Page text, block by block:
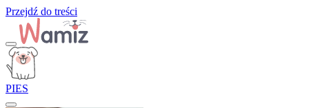
Przejdź do treści
PIES